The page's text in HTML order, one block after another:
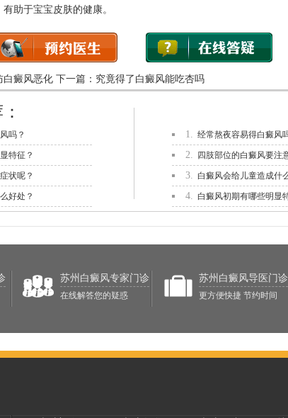
助于宝宝皮肤的健康。
白癜风恶化下一篇： 究竟得了白癜风能吃杏吗
吗？
特征？
状呢？
好处？
1. 经常熬夜容易得白癜风
2. 四肢部位的白癜风要注
3. 白癜风会给儿童造成什
4. 白癜风初期有哪些明显
苏州白癜风专家门诊
在线解答您的疑惑
苏州白癜风导医门诊
更方便快捷 节约时间